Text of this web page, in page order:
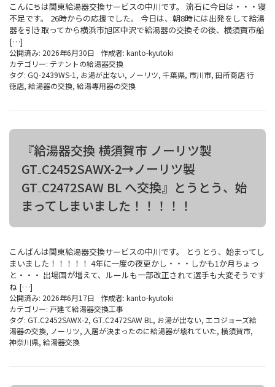
こんにちは関東給湯器交換サービスの中川です。 流石に今日は・・・寝
不足です。 26時からの応援でした。 今日は、朝8時には出発をして給湯
器を引き取ってから横浜市旭区中沢で給湯器の交換その後、横須賀市船
[…]
公開済み: 2026年6月30日 作成者: kanto-kyutoki
カテゴリー: テナントの給湯器交換
タグ: GQ-2439WS-1 , お湯が出ない, ノーリツ, 千葉県, 市川市, 田所商店 行
徳店, 給湯器の交換, 給湯専用器の交換
『給湯器交換 横須賀市 ノーリツ製
GT₋C2452SAWX-2→ノーリツ製
GT₋C2472SAW BL へ交換』とうとう、始
まってしまいました！！！！！
こんばんは関東給湯器交換サービスの中川です。 とうとう、始まってし
まいました！！！！！ 4年に一度の夜更かし・・・しかも1か月ちょっ
と・・・ 出場国が増えて、ルールも一部改正されて選手も大変そうです
ね […]
公開済み: 2026年6月17日 作成者: kanto-kyutoki
カテゴリー: 戸建て給湯器交換工事
タグ: GT₋C2452SAWX-2, GT₋C2472SAW BL , お湯が出ない, エコジョーズ給
湯器の交換, ノーリツ, 入居が決まったのに給湯器が壊れていた, 横須賀市,
神奈川県, 給湯器交換